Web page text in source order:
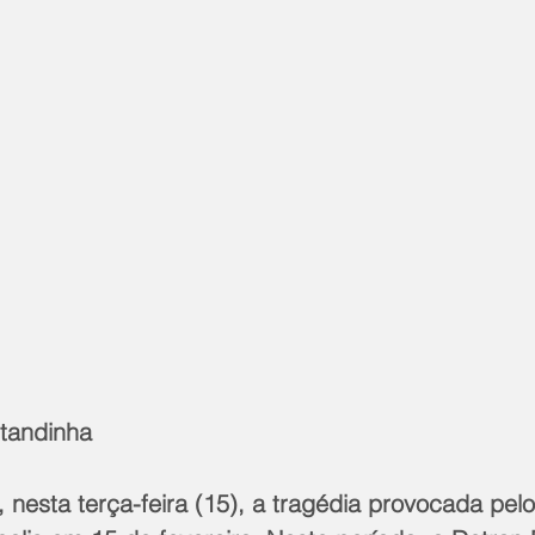
nesta terça-feira (15), a tragédia provocada